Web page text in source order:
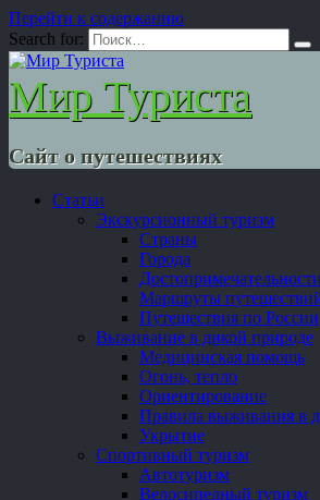
Перейти к содержанию
Search for:
Мир Туриста
Сайт о путешествиях
Статьи
Экскурсионный туризм
Страны
Города
Достопримечательности
Маршруты
Путешествия по России
Выживание в дикой природе
Медицинская помощь
Огонь, тепло
Ориентирование
Правила выживания в
Укрытие
Спортивный туризм
Автотуризм
Велосипедный туризм